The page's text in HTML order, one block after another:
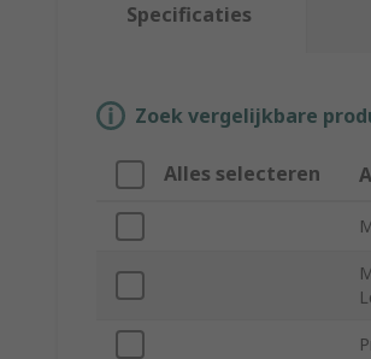
Specificaties
Zoek vergelijkbare
Alles selecteren